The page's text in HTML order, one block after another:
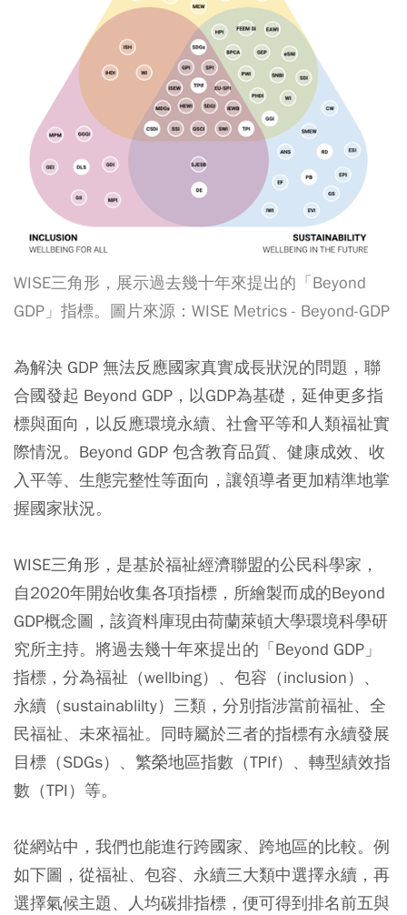
WISE三角形，展示過去幾十年來提出的「Beyond
GDP」指標。圖片來源：WISE Metrics - Beyond-GDP
為解決 GDP 無法反應國家真實成長狀況的問題，聯
合國發起 Beyond GDP，以GDP為基礎，延伸更多指
標與面向，以反應環境永續、社會平等和人類福祉實
際情況。Beyond GDP 包含教育品質、健康成效、收
入平等、生態完整性等面向，讓領導者更加精準地掌
握國家狀況。
WISE三角形，是基於福祉經濟聯盟的公民科學家，
自2020年開始收集各項指標，所繪製而成的Beyond
GDP概念圖，該資料庫現由荷蘭萊頓大學環境科學研
究所主持。將過去幾十年來提出的「Beyond GDP」
指標，分為福祉（wellbing）、包容（inclusion）、
永續（sustainablilty）三類，分別指涉當前福祉、全
民福祉、未來福祉。同時屬於三者的指標有永續發展
目標（SDGs）、繁榮地區指數（TPIf）、轉型績效指
數（TPI）等。
從網站中，我們也能進行跨國家、跨地區的比較。例
如下圖，從福祉、包容、永續三大類中選擇永續，再
選擇氣候主題、人均碳排指標，便可得到排名前五與